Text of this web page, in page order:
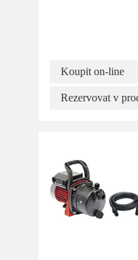
Koupit on-line
Rezervovat v